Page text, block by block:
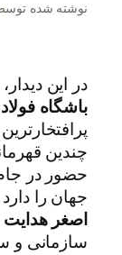
نوشته شده
در این دیدار،
باشگاه
چندین
حضور در
جهان را دارد
اصغر هدایت
سازمانی و